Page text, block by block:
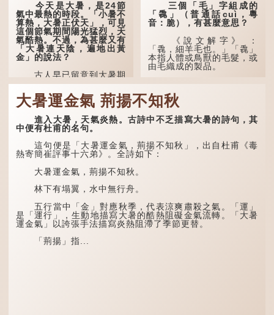
今天是大暑，是24節
氣中最熱的時段。「小暑不
算熱，大暑正伏天」，可見
這個節氣期間陽光猛烈，天
氣酷熱。不過，為甚麼又有
「大暑連天陰，遍地出黃
金」的說法？
古人早已留意到大暑期
間的氣候規律。《逸周書·
時訓解》記載：「大暑之
日，腐草化為螢。又五日，
土潤溽暑。又五日，大雨時
行。」意思是說，大暑時節
螢火蟲出生，土地濕熱，常
有大雨出現。
三個「毛」字組成的
「毳」（普通話cuì，粵
音：脆），有甚麼意思？
《說文解字》 ：
「毳，細羊毛也。」「毳」
本指人體或鳥獸的毛髮，或
由毛織成的製品。
部位生長的細毛，也叫
「毳」，又叫「寒毛」、
「汗毛」。
醫學上，「毳毛」是一
童時期長出的一種細小、不
易注意到卻又幾乎遍布全身
的毛髮。毳毛的密度因人而
大暑運金氣 荊揚不知秋
進入大暑，天氣炎熱。古詩中不乏描寫大暑的詩句，其
中便有杜甫的名句。
這句便是「大暑運金氣，荊揚不知秋」，出自杜甫《毒
熱寄簡崔評事十六弟》。全詩如下：
大暑運金氣，荊揚不知秋。
林下有塌翼，水中無行舟。
五行當中「金」對應秋季，代表涼爽肅殺之氣。「運」
是「運行」，生動地描寫大暑的酷熱阻礙金氣流轉。「大暑
運金氣」以誇張手法描寫炎熱阻滯了季節更替。
「荊揚」指...